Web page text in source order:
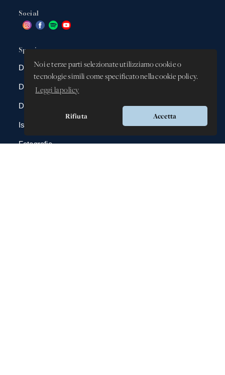
Noi e terze parti selezionate utilizziamo cookie o
tecnologie simili come specificato nella cookie policy.
Leggi la policy
Rifiuta Accetta
Social
Spazio app
DBAnima
DBContest
DBDrive
Iscrizioni
Fotografie